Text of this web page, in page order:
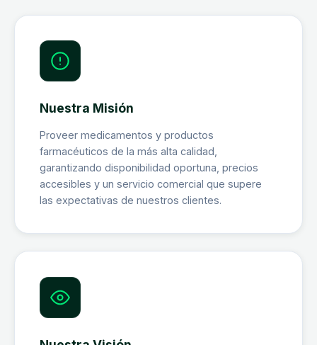
Nuestra Misión
Proveer medicamentos y productos
farmacéuticos de la más alta calidad,
garantizando disponibilidad oportuna, precios
accesibles y un servicio comercial que supere
las expectativas de nuestros clientes.